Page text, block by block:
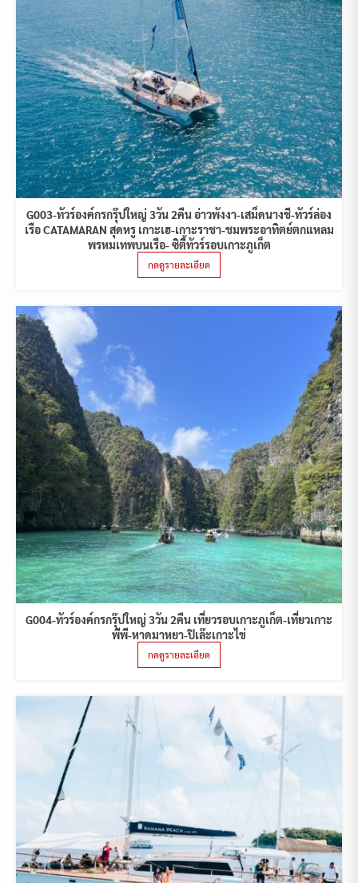
G003-ทัวร์องค์กรกรุ๊ปใหญ่ 3วัน 2คืน อ่าวพังงา-เสม็ดนางชี-ทัวร์ล่อง
เรือ CATAMARAN สุดหรู เกาะเฮ-เกาะราชา-ชมพระอาทิตย์ตกแหลม
พรหมเทพบนเรือ- ซิตี้ทัวร์รอบเกาะภูเก็ต
กดดูรายละเอียด
G004-ทัวร์องค์กรกรุ๊ปใหญ่ 3วัน 2คืน เที่ยวรอบเกาะภูเก็ต-เที่ยวเกาะ
พีพี-หาดมาหยา-ปิเล๊ะเกาะไข่
กดดูรายละเอียด